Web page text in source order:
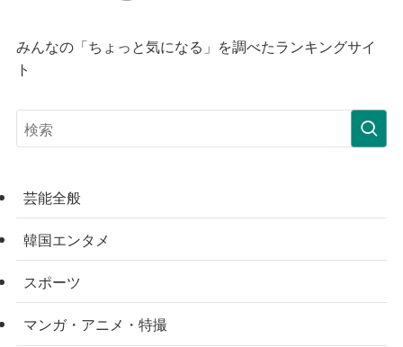
みんなの「ちょっと気になる」を調べたランキングサイ
ト
芸能全般
韓国エンタメ
スポーツ
マンガ・アニメ・特撮